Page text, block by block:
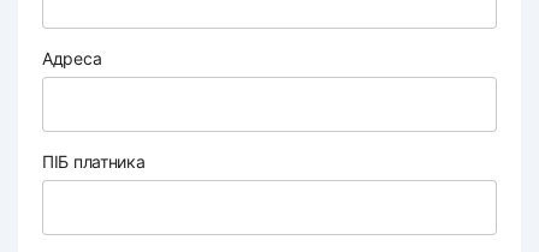
Адреса
ПІБ платника